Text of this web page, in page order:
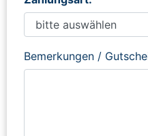
Bemerkungen /